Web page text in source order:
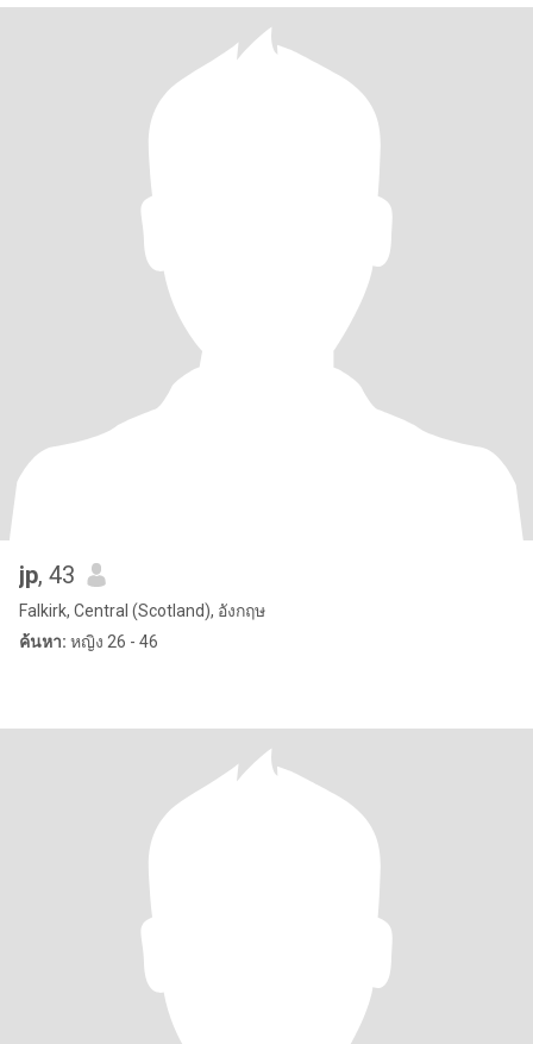
jp, 43
Falkirk, Central (Scotland), อังกฤษ
ค้นหา: หญิง 26 - 46